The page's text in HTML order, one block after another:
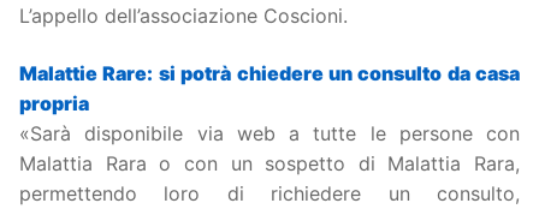
L’appello dell’associazione Coscioni.
Malattie Rare: si potrà chiedere un consulto da casa
propria
«Sarà disponibile via web a tutte le persone con
Malattia Rara o con un sospetto di Malattia Rara,
permettendo loro di richiedere un consulto,